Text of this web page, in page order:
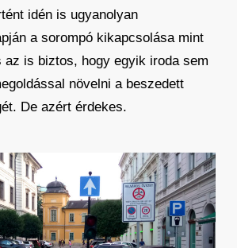
idén is ugyanolyan
a sorompó kikapcsolása mint
az is biztos, hogy egyik iroda sem
növelni a beszedett
De azért érdekes.